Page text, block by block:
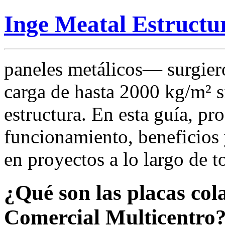
Inge Meatal
paneles metálicos—
carga de hasta 2000 kg/m²
estructura. En esta guía,
funcionamiento,
en proyectos a lo largo de
¿Qué son las placas
Comercial